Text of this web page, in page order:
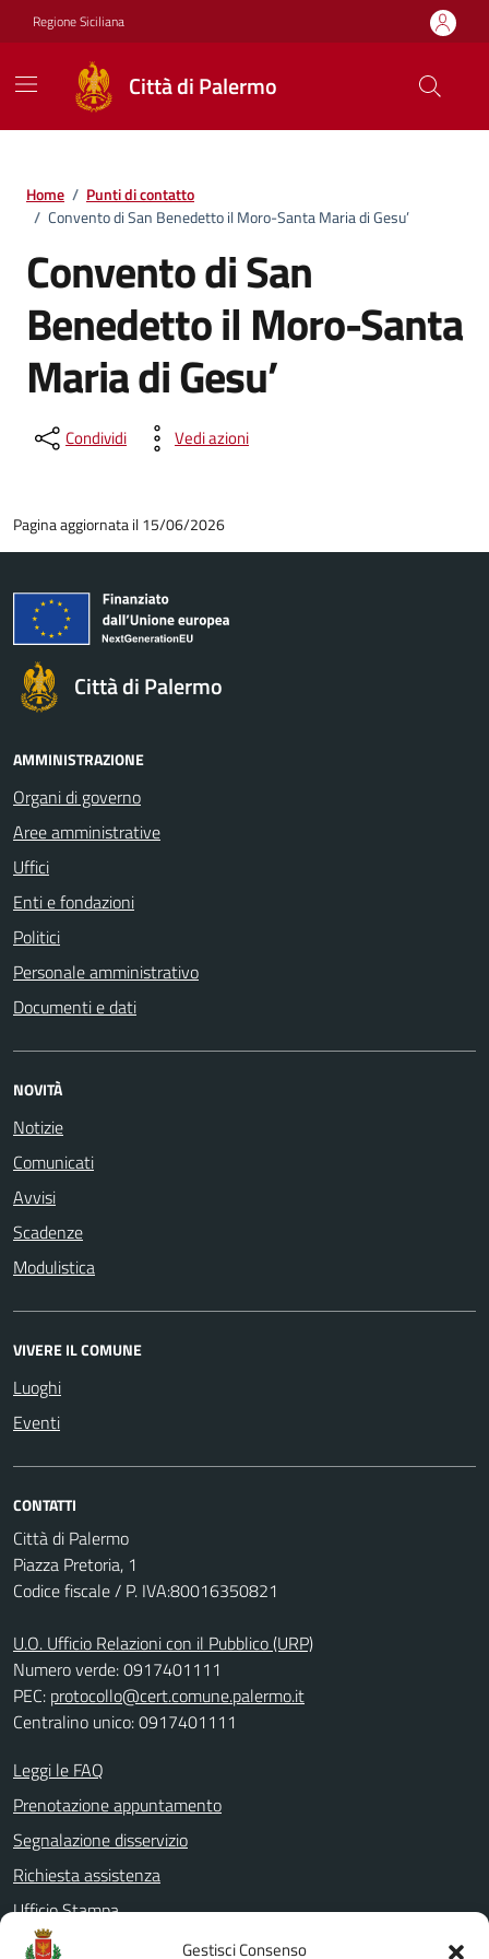
Gestisci Consenso
Vai ai contenuti
Vai al footer
Regione Siciliana
Città di Palermo
Home / Punti di contatto
/ Convento di San Benedetto il Moro-Santa Maria di Gesu’
Convento di San
Benedetto il Moro-Santa
Maria di Gesu’
Condividi Vedi azioni
Pagina aggiornata il 15/06/2026
Città di Palermo
AMMINISTRAZIONE
Organi di governo
Aree amministrative
Uffici
Enti e fondazioni
Politici
Personale amministrativo
Documenti e dati
NOVITÀ
Notizie
Comunicati
Avvisi
Scadenze
Modulistica
VIVERE IL COMUNE
Luoghi
Eventi
CONTATTI
Città di Palermo
Piazza Pretoria, 1
Codice fiscale / P. IVA:80016350821
U.O. Ufficio Relazioni con il Pubblico (URP)
Numero verde: 0917401111
PEC: protocollo@cert.comune.palermo.it
Centralino unico: 0917401111
Leggi le FAQ
Prenotazione appuntamento
Segnalazione disservizio
Richiesta assistenza
Ufficio Stampa
Amministrazione Trasparente